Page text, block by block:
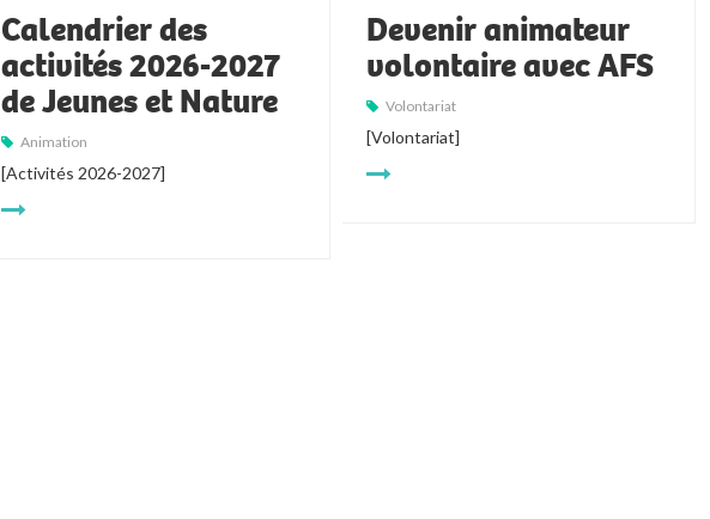
Calendrier des
activités 2026-2027
de Jeunes et Nature
Animation
[Activités 2026-2027]
Devenir animateur
volontaire avec AFS
Volontariat
[Volontariat]